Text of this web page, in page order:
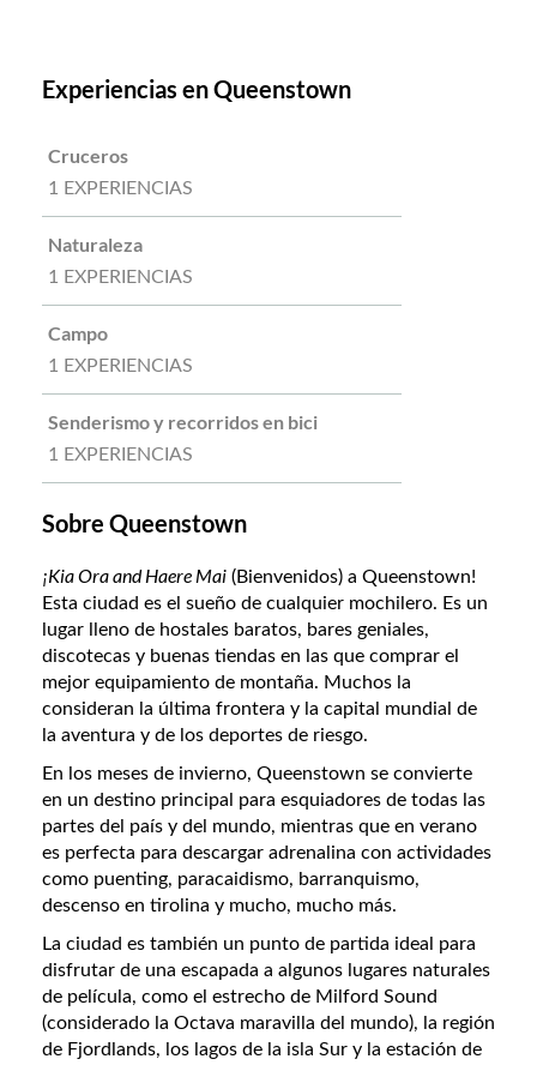
Experiencias en Queenstown
Cruceros
1 EXPERIENCIAS
Naturaleza
1 EXPERIENCIAS
Campo
1 EXPERIENCIAS
Senderismo y recorridos en bici
1 EXPERIENCIAS
Sobre Queenstown
¡Kia Ora and Haere Mai (Bienvenidos) a Queenstown!
Esta ciudad es el sueño de cualquier mochilero. Es un
lugar lleno de hostales baratos, bares geniales,
discotecas y buenas tiendas en las que comprar el
mejor equipamiento de montaña. Muchos la
consideran la última frontera y la capital mundial de
la aventura y de los deportes de riesgo.
En los meses de invierno, Queenstown se convierte
en un destino principal para esquiadores de todas las
partes del país y del mundo, mientras que en verano
es perfecta para descargar adrenalina con actividades
como puenting, paracaidismo, barranquismo,
descenso en tirolina y mucho, mucho más.
La ciudad es también un punto de partida ideal para
disfrutar de una escapada a algunos lugares naturales
de película, como el estrecho de Milford Sound
(considerado la Octava maravilla del mundo), la región
de Fjordlands, los lagos de la isla Sur y la estación de